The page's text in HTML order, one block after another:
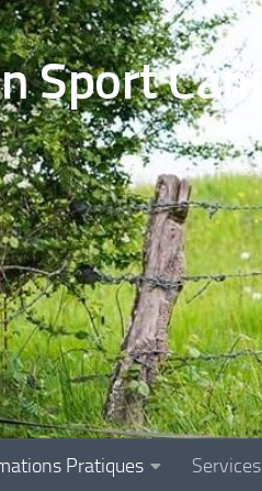
Sport Canin
Pratiques Services